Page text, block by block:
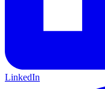
LinkedIn